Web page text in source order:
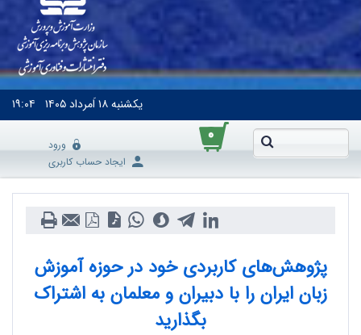
یکشنبه۱۸ اَمرداد ۱۴۰۵ ۱۹:۰۴
۰
ورود
ایجاد حساب کاربری
پژوهش‌های کاربردی خود در حوزه آموزش
زبان ایران را با دبیران و معلمان به اشتراک
بگذارید